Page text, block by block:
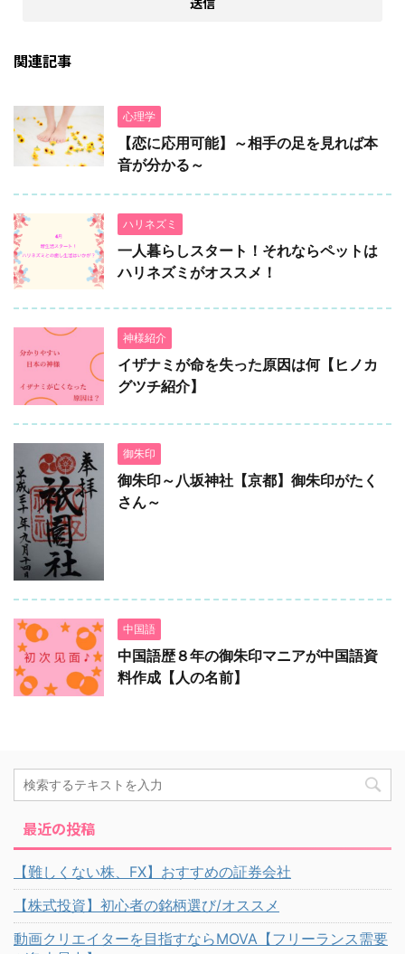
関連記事
心理学
【恋に応用可能】～相手の足を見れば本
音が分かる～
ハリネズミ
一人暮らしスタート！それならペットは
ハリネズミがオススメ！
神様紹介
イザナミが命を失った原因は何【ヒノカ
グツチ紹介】
御朱印
御朱印～八坂神社【京都】御朱印がたく
さん～
中国語
中国語歴８年の御朱印マニアが中国語資
料作成【人の名前】
最近の投稿
【難しくない株、FX】おすすめの証券会社
【株式投資】初心者の銘柄選び/オススメ
動画クリエイターを目指すならMOVA【フリーランス需要